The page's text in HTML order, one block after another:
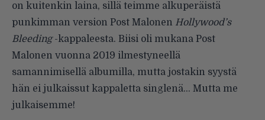
on kuitenkin laina, sillä teimme alkuperäistä
punkimman version Post Malonen Hollywood’s
Bleeding-kappaleesta. Biisi oli mukana Post
Malonen vuonna 2019 ilmestyneellä
samannimisellä albumilla, mutta jostakin syystä
hän ei julkaissut kappaletta singlenä… Mutta me
julkaisemme!